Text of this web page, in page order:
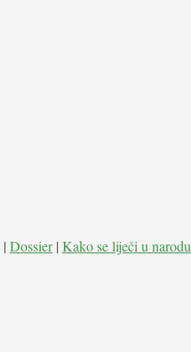
| Dossier| Kako se liječi u narodu